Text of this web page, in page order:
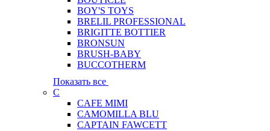
BOY'S TOYS
BRELIL PROFESSIONAL
BRIGITTE BOTTIER
BRONSUN
BRUSH-BABY
BUCCOTHERM
Показать все
C
CAFE MIMI
CAMOMILLA BLU
CAPTAIN FAWCETT